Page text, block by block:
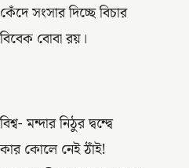
কেঁদে সংসার দিচ্ছে বিচার
বিবেক বোবা রয়।
বিশ্ব- মন্দার নিঠুর দ্বন্দ্বে
কার কোলে নেই ঠাঁই!